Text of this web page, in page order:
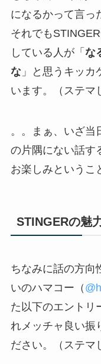
になるかって言っ
それでも
している人が「 な
な」と思うキッカ
います。（ステマ
。。まぁ、いざ当
の片隅にない話す
お楽しみというこ
STINGERの魅
ちなみに話の方向
いのハマコー（
た以下のエントリ
れメッチャ良い振
ださい。（ステマ